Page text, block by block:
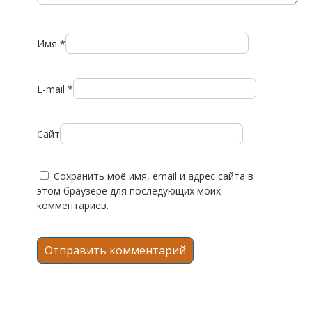
Имя *
E-mail *
Сайт
Сохранить моё имя, email и адрес сайта в
этом браузере для последующих моих
комментариев.